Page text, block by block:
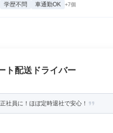
学歴不問 車通勤OK +7個
ト配送ドライバー
社員に！ほぼ定時退社で安心！